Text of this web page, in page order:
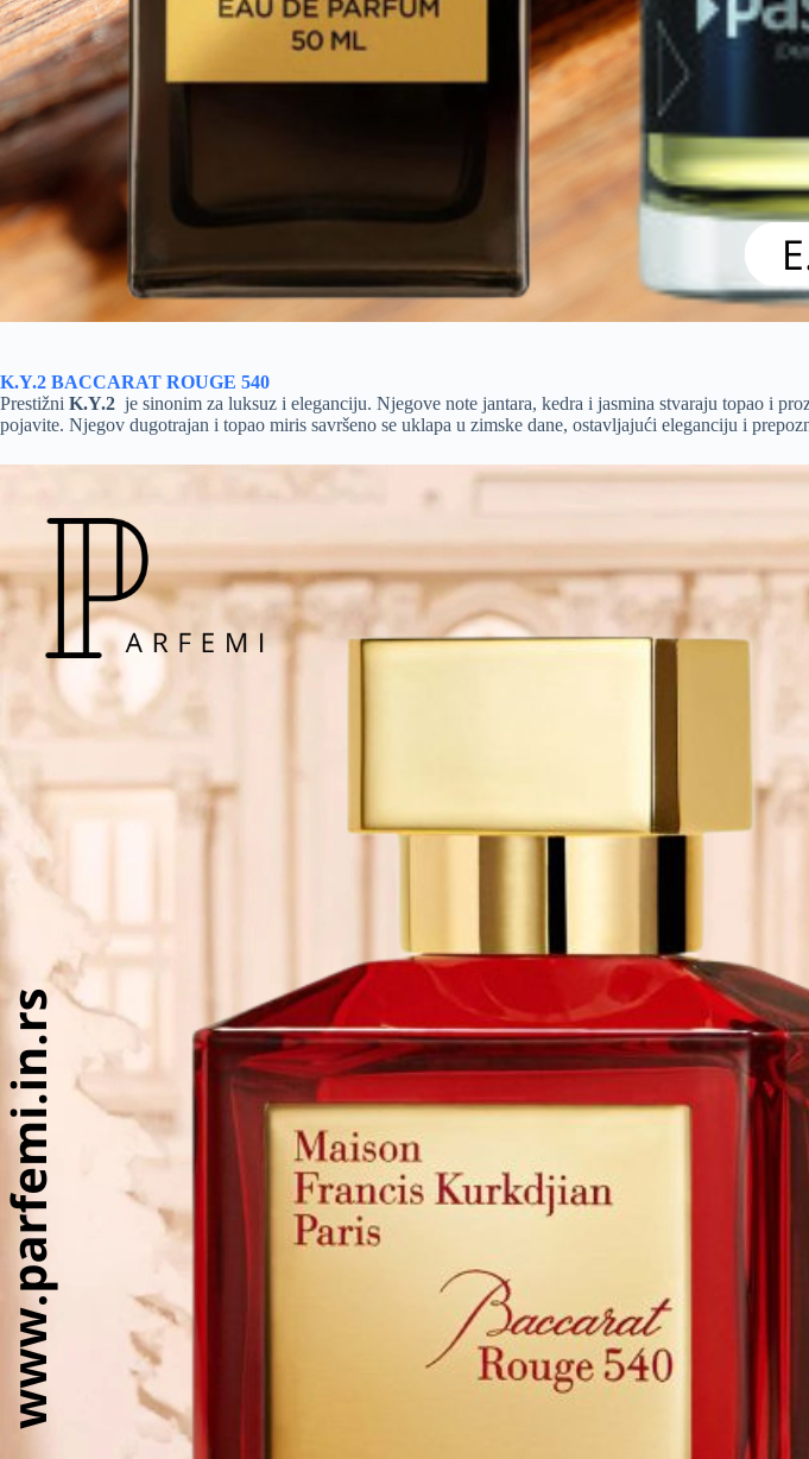
K.Y.2 BACCARAT ROUGE 540
Prestižni K.Y.2 je sinonim za luksuz i eleganciju. Njegove note jantara, kedra i jasmina stvaraju topao i
pojavite. Njegov dugotrajan i topao miris savršeno se uklapa u zimske dane, ostavljajući eleganciju i